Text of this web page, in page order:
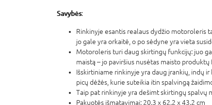
Savybės:
Rinkinyje esantis realaus dydžio motoroleris
jo gale yra orkaitė, o po sėdyne yra vieta
Motoroleris turi daug skirtingų funkcijų: juo
maistą – jo paviršius nusėtas maisto
Išskirtiniame rinkinyje yra daug įrankių, indų
picų dėžės, kurie suteikia itin spalvingą
Taip pat rinkinyje yra dešimt skirtingų spalvų
Pakuotės išmatavimai: 20.3 x 62.2 x 43.2 cm